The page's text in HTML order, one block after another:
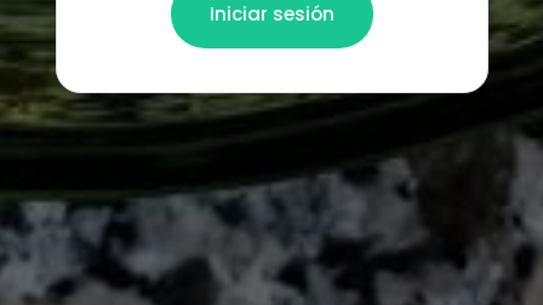
Iniciar sesión